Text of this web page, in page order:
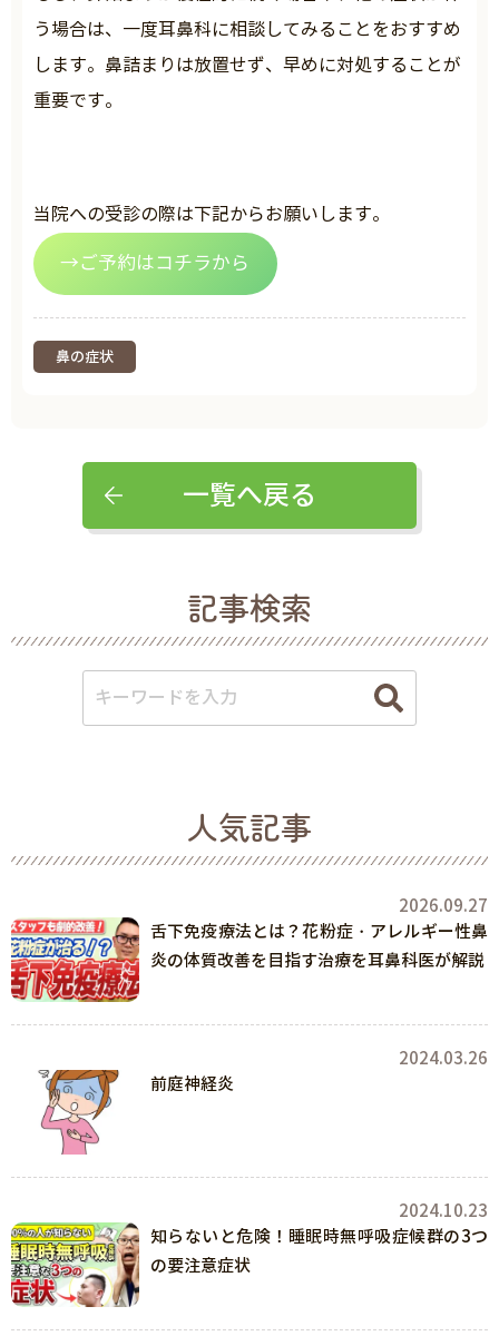
う場合は、一度耳鼻科に相談してみることをおすすめ
します。鼻詰まりは放置せず、早めに対処することが
重要です。
当院への受診の際は下記からお願いします。
→ご予約はコチラから
鼻の症状
一覧へ戻る
記事検索
人気記事
2026.09.27
舌下免疫療法とは？花粉症・アレルギー性鼻
炎の体質改善を目指す治療を耳鼻科医が解説
2024.03.26
前庭神経炎
2024.10.23
知らないと危険！睡眠時無呼吸症候群の3つ
の要注意症状